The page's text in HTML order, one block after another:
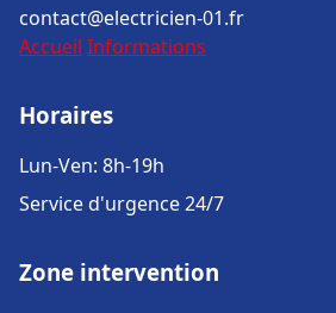
contact@electricien-01.fr
Accueil Informations
Horaires
Lun-Ven: 8h-19h
Service d'urgence 24/7
Zone intervention